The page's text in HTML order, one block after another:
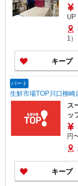
つく場合
★
に時給
ま
だ
1）
キープ
パート
生鮮市場TOP川口柳崎
ス
ッ
キープ